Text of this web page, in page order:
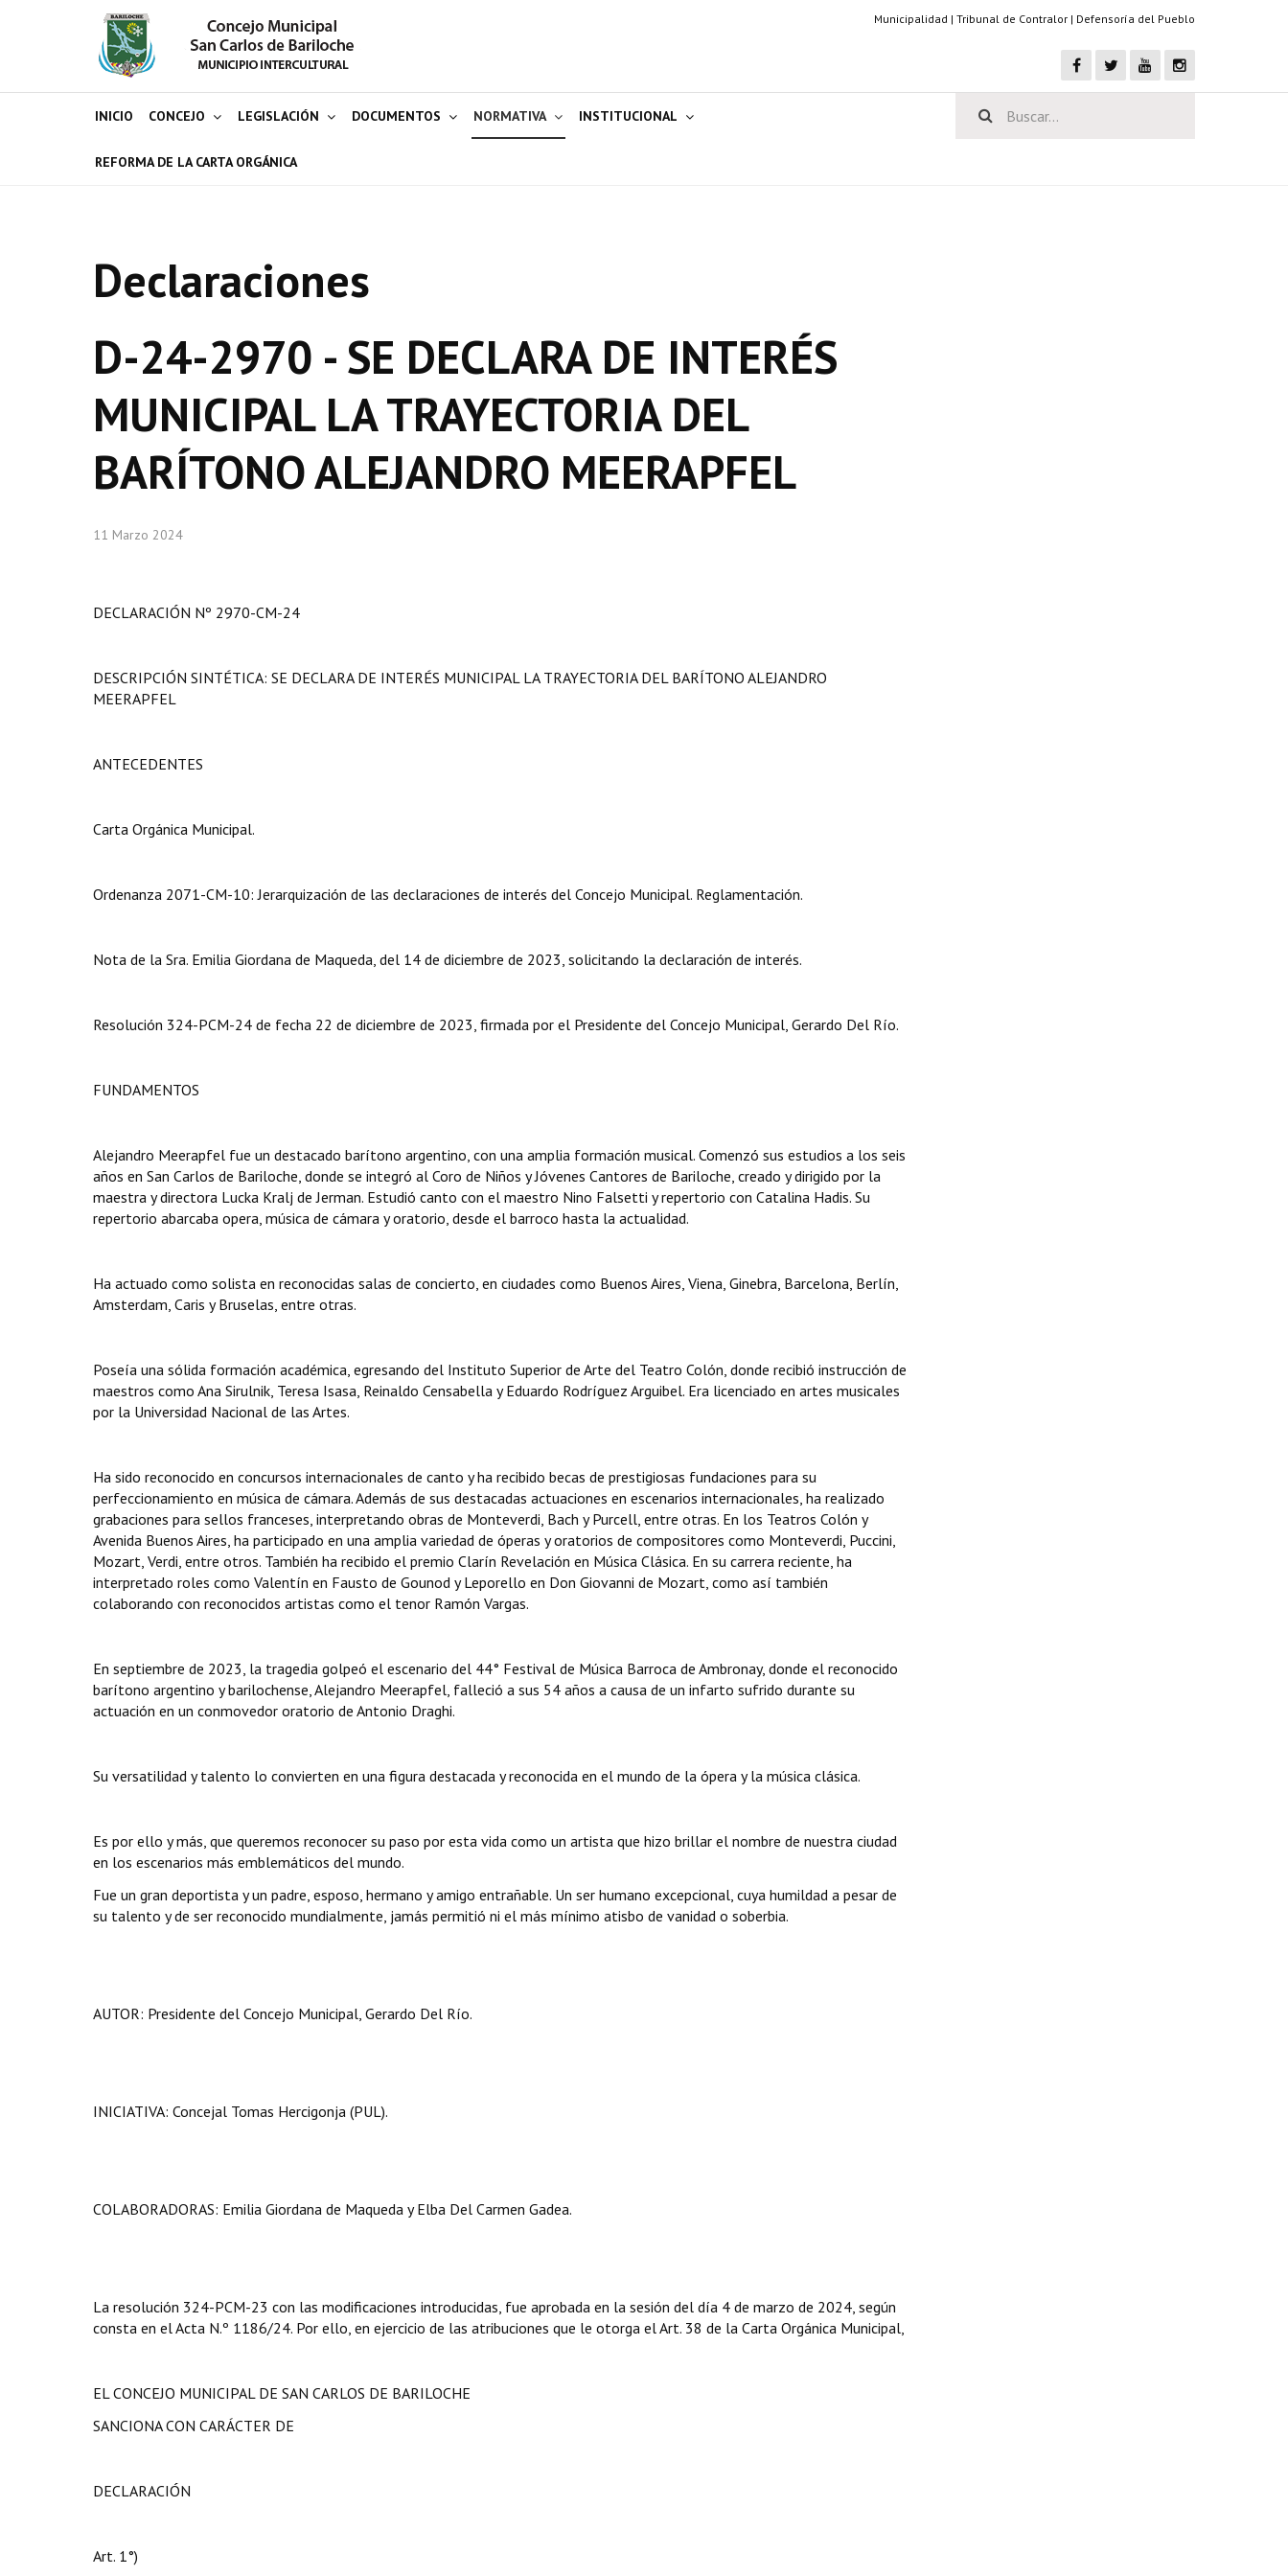
Municipalidad | Tribunal de Contralor | Defensoría del Pueblo
INICIO CONCEJO LEGISLACIÓN DOCUMENTOS NORMATIVA INSTITUCIONAL
REFORMA DE LA CARTA ORGÁNICA
Declaraciones
D-24-2970 - SE DECLARA DE INTERÉS
MUNICIPAL LA TRAYECTORIA DEL
BARÍTONO ALEJANDRO MEERAPFEL
11 Marzo 2024
DECLARACIÓN Nº 2970-CM-24
DESCRIPCIÓN SINTÉTICA: SE DECLARA DE INTERÉS MUNICIPAL LA TRAYECTORIA DEL BARÍTONO ALEJANDRO
MEERAPFEL
ANTECEDENTES
Carta Orgánica Municipal.
Ordenanza 2071-CM-10: Jerarquización de las declaraciones de interés del Concejo Municipal. Reglamentación.
Nota de la Sra. Emilia Giordana de Maqueda, del 14 de diciembre de 2023, solicitando la declaración de interés.
Resolución 324-PCM-24 de fecha 22 de diciembre de 2023, firmada por el Presidente del Concejo Municipal, Gerardo Del Río.
FUNDAMENTOS
Alejandro Meerapfel fue un destacado barítono argentino, con una amplia formación musical. Comenzó sus estudios a los seis
años en San Carlos de Bariloche, donde se integró al Coro de Niños y Jóvenes Cantores de Bariloche, creado y dirigido por la
maestra y directora Lucka Kralj de Jerman. Estudió canto con el maestro Nino Falsetti y repertorio con Catalina Hadis. Su
repertorio abarcaba opera, música de cámara y oratorio, desde el barroco hasta la actualidad.
Ha actuado como solista en reconocidas salas de concierto, en ciudades como Buenos Aires, Viena, Ginebra, Barcelona, Berlín,
Amsterdam, Caris y Bruselas, entre otras.
Poseía una sólida formación académica, egresando del Instituto Superior de Arte del Teatro Colón, donde recibió instrucción de
maestros como Ana Sirulnik, Teresa Isasa, Reinaldo Censabella y Eduardo Rodríguez Arguibel. Era licenciado en artes musicales
por la Universidad Nacional de las Artes.
Ha sido reconocido en concursos internacionales de canto y ha recibido becas de prestigiosas fundaciones para su
perfeccionamiento en música de cámara. Además de sus destacadas actuaciones en escenarios internacionales, ha realizado
grabaciones para sellos franceses, interpretando obras de Monteverdi, Bach y Purcell, entre otras. En los Teatros Colón y
Avenida Buenos Aires, ha participado en una amplia variedad de óperas y oratorios de compositores como Monteverdi, Puccini,
Mozart, Verdi, entre otros. También ha recibido el premio Clarín Revelación en Música Clásica. En su carrera reciente, ha
interpretado roles como Valentín en Fausto de Gounod y Leporello en Don Giovanni de Mozart, como así también
colaborando con reconocidos artistas como el tenor Ramón Vargas.
En septiembre de 2023, la tragedia golpeó el escenario del 44° Festival de Música Barroca de Ambronay, donde el reconocido
barítono argentino y barilochense, Alejandro Meerapfel, falleció a sus 54 años a causa de un infarto sufrido durante su
actuación en un conmovedor oratorio de Antonio Draghi.
Su versatilidad y talento lo convierten en una figura destacada y reconocida en el mundo de la ópera y la música clásica.
Es por ello y más, que queremos reconocer su paso por esta vida como un artista que hizo brillar el nombre de nuestra ciudad
en los escenarios más emblemáticos del mundo.
Fue un gran deportista y un padre, esposo, hermano y amigo entrañable. Un ser humano excepcional, cuya humildad a pesar de
su talento y de ser reconocido mundialmente, jamás permitió ni el más mínimo atisbo de vanidad o soberbia.
AUTOR: Presidente del Concejo Municipal, Gerardo Del Río.
INICIATIVA: Concejal Tomas Hercigonja (PUL).
COLABORADORAS: Emilia Giordana de Maqueda y Elba Del Carmen Gadea.
La resolución 324-PCM-23 con las modificaciones introducidas, fue aprobada en la sesión del día 4 de marzo de 2024, según
consta en el Acta N.º 1186/24. Por ello, en ejercicio de las atribuciones que le otorga el Art. 38 de la Carta Orgánica Municipal,
EL CONCEJO MUNICIPAL DE SAN CARLOS DE BARILOCHE
SANCIONA CON CARÁCTER DE
DECLARACIÓN
Art. 1°)